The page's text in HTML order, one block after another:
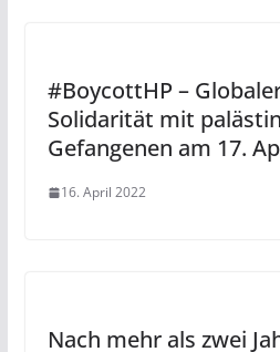
#BoycottHP –
Solidarität mit
Gefangenen am 17.
16. April 2022
Nach mehr als zwei